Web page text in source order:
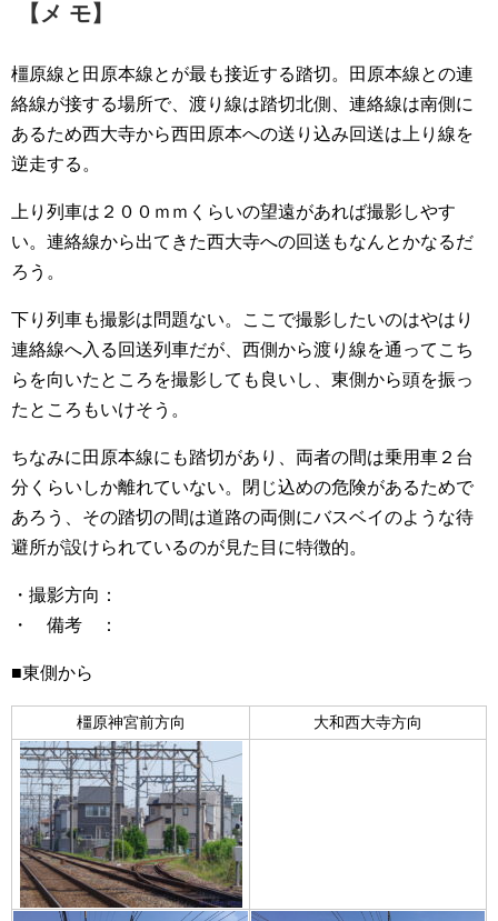
【メ モ】
橿原線と田原本線とが最も接近する踏切。田原本線との連
絡線が接する場所で、渡り線は踏切北側、連絡線は南側に
あるため西大寺から西田原本への送り込み回送は上り線を
逆走する。
上り列車は２００ｍｍくらいの望遠があれば撮影しやす
い。連絡線から出てきた西大寺への回送もなんとかなるだ
ろう。
下り列車も撮影は問題ない。ここで撮影したいのはやはり
連絡線へ入る回送列車だが、西側から渡り線を通ってこち
らを向いたところを撮影しても良いし、東側から頭を振っ
たところもいけそう。
ちなみに田原本線にも踏切があり、両者の間は乗用車２台
分くらいしか離れていない。閉じ込めの危険があるためで
あろう、その踏切の間は道路の両側にバスベイのような待
避所が設けられているのが見た目に特徴的。
・撮影方向：
・ 備考 ：
■東側から
橿原神宮前方向 大和西大寺方向